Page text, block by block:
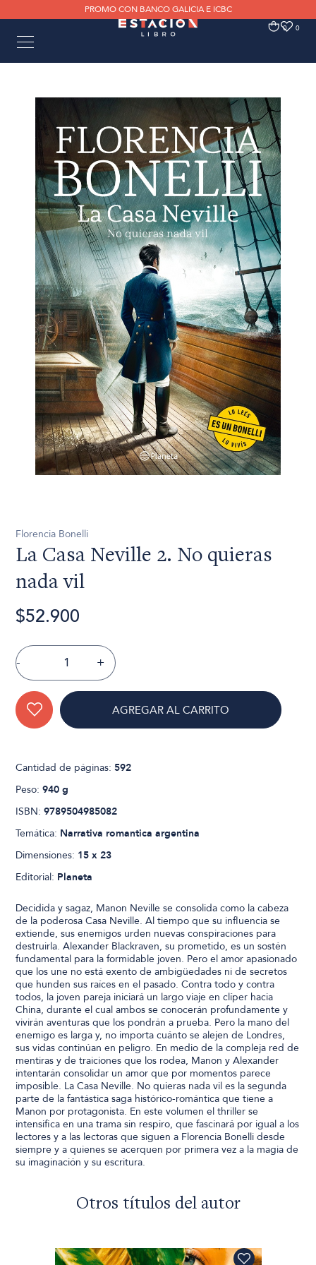
PROMO CON BANCO GALICIA E ICBC
0 0
Florencia Bonelli
La Casa Neville 2. No quieras
nada vil
$52.900
- +
AGREGAR AL CARRITO
Cantidad de páginas:592
Peso:940 g
ISBN:9789504985082
Temática: Narrativa romantica argentina
Dimensiones: 15 x 23
Editorial: Planeta
Decidida y sagaz, Manon Neville se consolida como la cabeza
de la poderosa Casa Neville. Al tiempo que su influencia se
extiende, sus enemigos urden nuevas conspiraciones para
destruirla. Alexander Blackraven, su prometido, es un sostén
fundamental para la formidable joven. Pero el amor apasionado
que los une no está exento de ambigüedades ni de secretos
que hunden sus raíces en el pasado. Contra todo y contra
todos, la joven pareja iniciará un largo viaje en clíper hacia
China, durante el cual ambos se conocerán profundamente y
vivirán aventuras que los pondrán a prueba. Pero la mano del
enemigo es larga y, no importa cuánto se alejen de Londres,
sus vidas continúan en peligro. En medio de la compleja red de
mentiras y de traiciones que los rodea, Manon y Alexander
intentarán consolidar un amor que por momentos parece
imposible. La Casa Neville. No quieras nada vil es la segunda
parte de la fantástica saga histórico-romántica que tiene a
Manon por protagonista. En este volumen el thriller se
intensifica en una trama sin respiro, que fascinará por igual a los
lectores y a las lectoras que siguen a Florencia Bonelli desde
siempre y a quienes se acerquen por primera vez a la magia de
su imaginación y su escritura.
Otros títulos del autor